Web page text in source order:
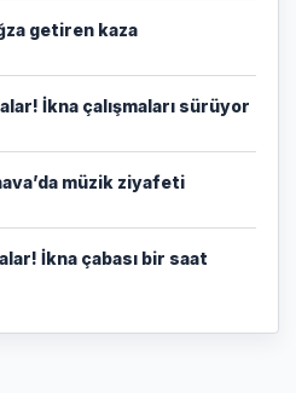
getiren kaza
İkna çalışmaları sürüyor
müzik ziyafeti
İkna çabası bir saat